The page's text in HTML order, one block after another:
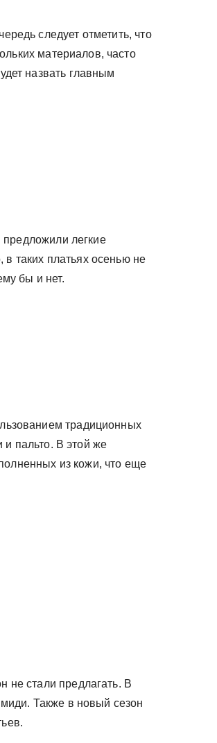
следует отметить, что
материалов, часто
назвать главным
легкие
таких платьях осенью не
бы и нет.
традиционных
пальто. В этой же
из кожи, что еще
не стали предлагать. В
Также в новый сезон